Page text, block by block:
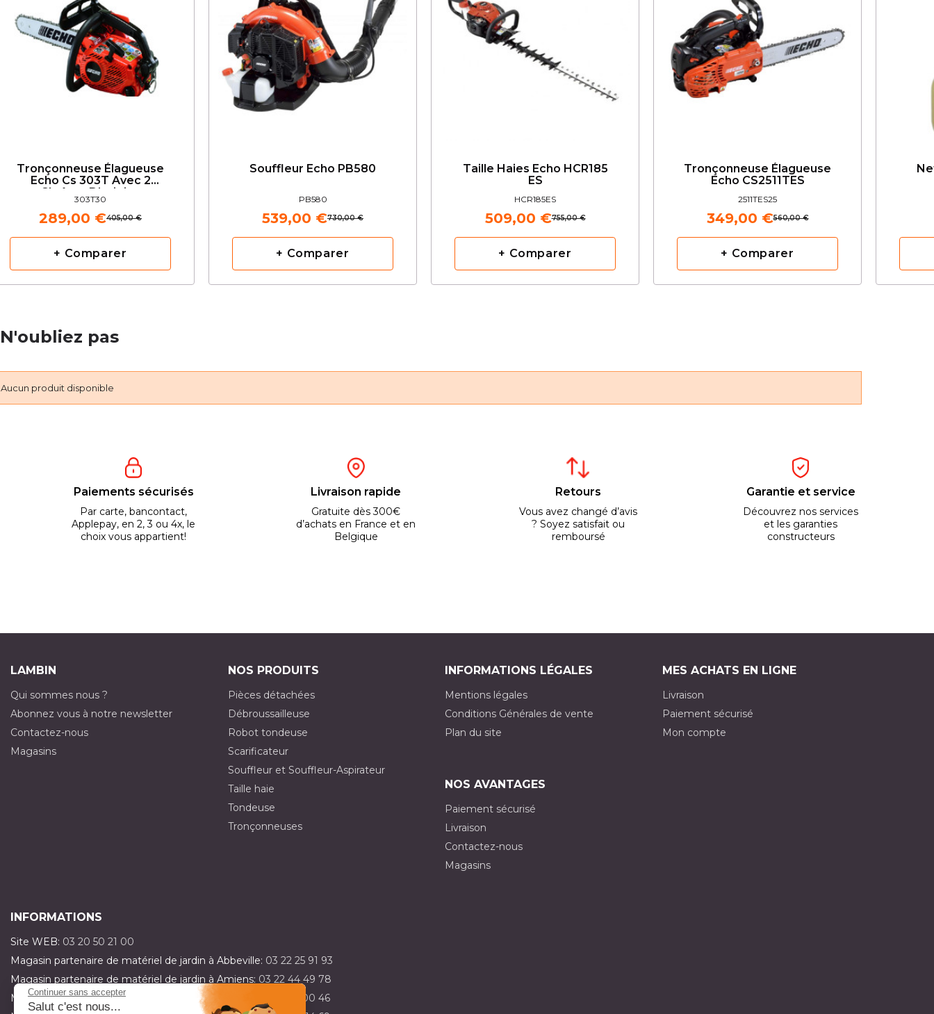
Continuer sans accepter
Salut c'est nous...
Tronçonneuse Élagueuse
Echo Cs 303T Avec 2
Chaînes D'origine
303T30
405,00 €
289,00 €
+ Comparer
Souffleur Echo PB580
PB580
730,00 €
539,00 €
+ Comparer
Taille Haies Echo HCR185
ES
HCR185ES
755,00 €
509,00 €
+ Comparer
Tronçonneuse Élagueuse
Echo CS2511TES
2511TES25
560,00 €
349,00 €
+ Comparer
N'oubliez pas
Aucun produit disponible
Paiements sécurisés
Par carte, bancontact,
Applepay, en 2, 3 ou 4x, le
choix vous appartient!
Livraison rapide
Gratuite dès 300€
d’achats en France et en
Belgique
Retours
Vous avez changé d’avis
? Soyez satisfait ou
remboursé
Garantie et service
Découvrez nos services
et les garanties
constructeurs
LAMBIN
Qui sommes nous ?
Abonnez vous à notre newsletter
Contactez-nous
Magasins
NOS PRODUITS
Pièces détachées
Débroussailleuse
Robot tondeuse
Scarificateur
Souffleur et Souffleur-Aspirateur
Taille haie
Tondeuse
Tronçonneuses
INFORMATIONS LÉGALES
Mentions légales
Conditions Générales de vente
Plan du site
MES ACHATS EN LIGNE
Livraison
Paiement sécurisé
Mon compte
NOS AVANTAGES
Paiement sécurisé
Livraison
Contactez-nous
Magasins
INFORMATIONS
Site WEB: 03 20 50 21 00
Magasin partenaire de matériel de jardin à Abbeville: 03 22 25 91 93
Magasin partenaire de matériel de jardin à Amiens: 03 22 44 49 78
Magasin partenaire de matériel de jardin à Dainville:
03 21 15 00 46